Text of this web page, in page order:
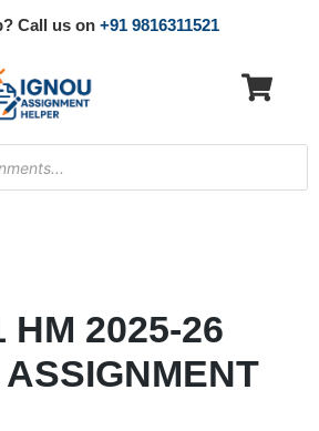
Call us on +91 9816311521
HM 2025-26